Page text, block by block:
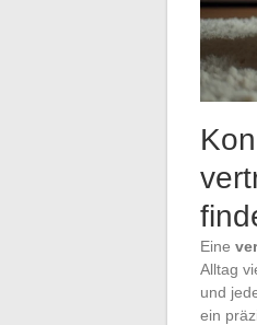
Eine
Alltag
und
ein